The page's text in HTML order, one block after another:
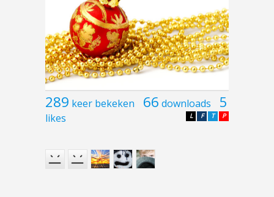
289 keer bekeken 66 downloads 5
likes P
T
F
L